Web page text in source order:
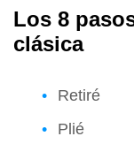
Los 8
clásica
Retiré
Plié